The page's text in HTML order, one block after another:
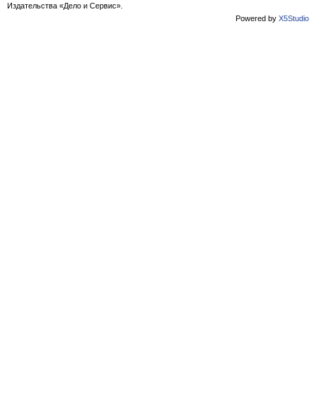
Издательства «Дело и Сервис».
Powered by X5Studio